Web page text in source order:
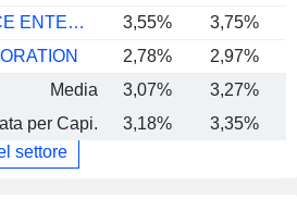
PUBLIC SERVICE ENTERPRISE GROUP, INC.
3,55% 3,75%
2,78% 2,97%
Media
3,07% 3,27%
per Capi.
3,18% 3,35%
settore